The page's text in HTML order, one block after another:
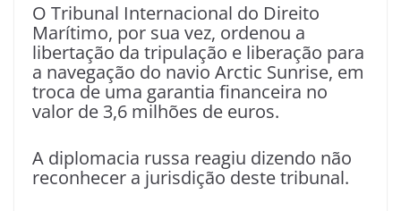
O Tribunal Internacional do Direito
Marítimo, por sua vez, ordenou a
libertação da tripulação e liberação para
a navegação do navio Arctic Sunrise, em
troca de uma garantia financeira no
valor de 3,6 milhões de euros.
A diplomacia russa reagiu dizendo não
reconhecer a jurisdição deste tribunal.